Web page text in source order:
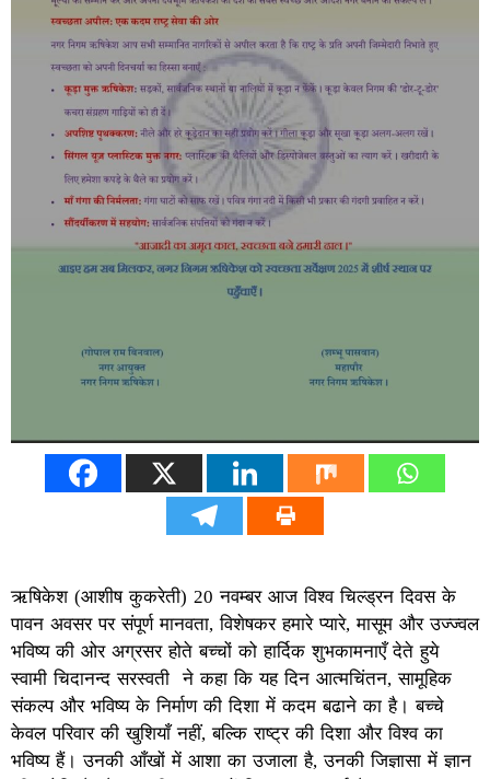
ऋषिकेश (आशीष कुकरेती) 20 नवम्बर आज विश्व चिल्ड्रन दिवस के
पावन अवसर पर संपूर्ण मानवता, विशेषकर हमारे प्यारे, मासूम और उज्ज्वल
भविष्य की ओर अग्रसर होते बच्चों को हार्दिक शुभकामनाएँ देते हुये
स्वामी चिदानन्द सरस्वती ने कहा कि यह दिन आत्मचिंतन, सामूहिक
संकल्प और भविष्य के निर्माण की दिशा में कदम बढाने का है। बच्चे
केवल परिवार की खुशियाँ नहीं, बल्कि राष्ट्र की दिशा और विश्व का
भविष्य हैं। उनकी आँखों में आशा का उजाला है, उनकी जिज्ञासा में ज्ञान